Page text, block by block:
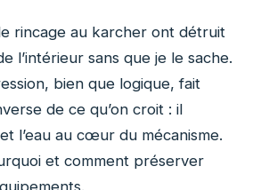
rincage au karcher ont détruit
l’intérieur sans que je le sache.
bien que logique, fait
de ce qu’on croit : il
l’eau au cœur du mécanisme.
et comment préserver